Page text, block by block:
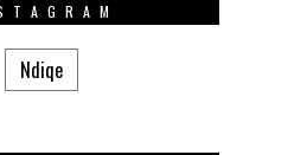
Ndiqe